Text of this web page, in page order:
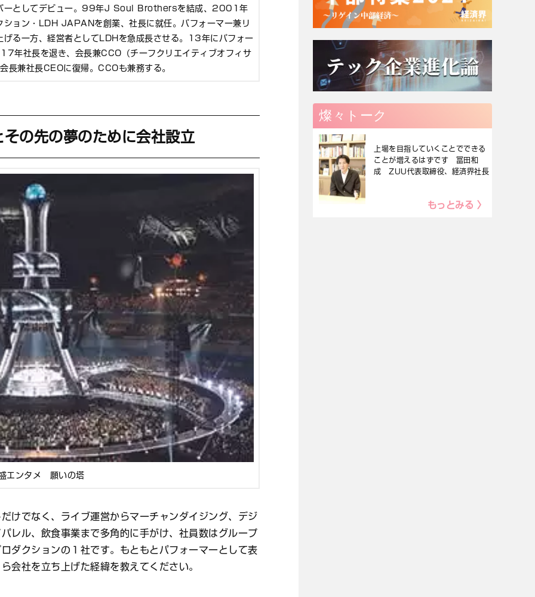
ーとしてデビュー。99年J Soul Brothersを結成、2001年
ョン・LDH JAPANを創業、社長に就任。パフォーマー兼リ
る一方、経営者としてLDHを急成長させる。13年にパフォー
年社長を退き、会長兼CCO（チーフクリエイティブオフィサ
兼社長CEOに復帰。CCOも兼務する。
の先の夢のために会社設立
エンタメ 願いの塔
でなく、ライブ運営からマーチャンダイジング、デジ
レル、飲食事業まで多角的に手がけ、社員数はグループ
ダクションの１社です。もともとパフォーマーとして表
会社を立ち上げた経緯を教えてください。
燦々トーク
上場を目指していくことでできる
ことが増えるはずです 冨田和
成 ZUU代表取締役、経済界社長
もっとみる 〉